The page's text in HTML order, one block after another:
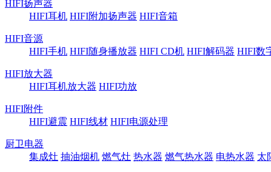
HIFI扬声器
HIFI耳机 HIFI附加扬声器 HIFI音箱
HIFI音源
HIFI手机 HIFI随身播放器 HIFI CD机 HIFI解码器 HIFI数
HIFI放大器
HIFI耳机放大器 HIFI功放
HIFI附件
HIFI避震 HIFI线材 HIFI电源处理
厨卫电器
集成灶 抽油烟机 燃气灶 热水器 燃气热水器 电热水器 太